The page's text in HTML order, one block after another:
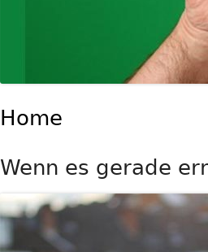
Home
Wenn es gerade